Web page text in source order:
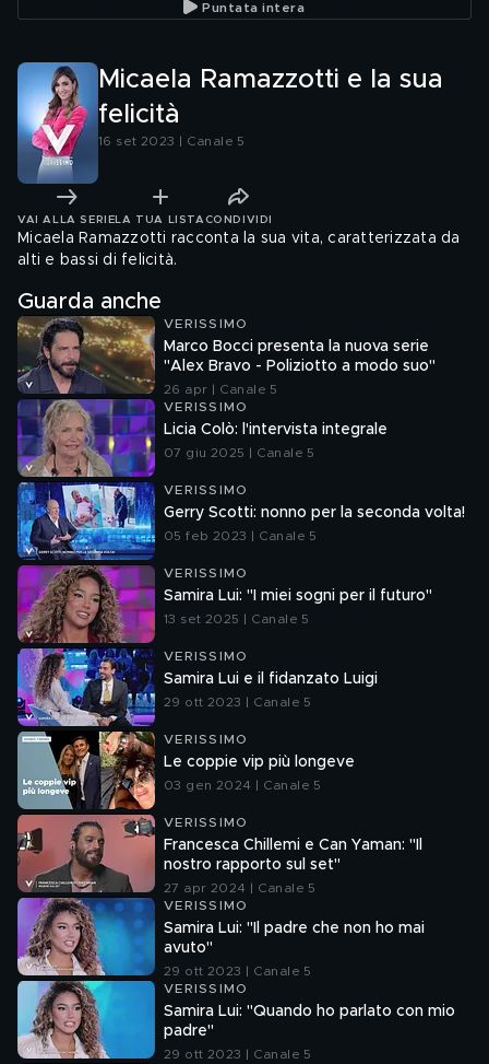
Puntata intera
Micaela Ramazzotti e la sua
felicità
16 set 2023 | Canale 5
VAI ALLA SERIE LA TUA LISTA CONDIVIDI
Micaela Ramazzotti racconta la sua vita, caratterizzata da
alti e bassi di felicità.
Guarda anche
VERISSIMO
Marco Bocci presenta la nuova serie
"Alex Bravo - Poliziotto a modo suo"
26 apr | Canale 5
VERISSIMO
Licia Colò: l'intervista integrale
07 giu 2025 | Canale 5
VERISSIMO
Gerry Scotti: nonno per la seconda volta!
05 feb 2023 | Canale 5
VERISSIMO
Samira Lui: "I miei sogni per il futuro"
13 set 2025 | Canale 5
VERISSIMO
Samira Lui e il fidanzato Luigi
29 ott 2023 | Canale 5
VERISSIMO
Le coppie vip più longeve
03 gen 2024 | Canale 5
VERISSIMO
Francesca Chillemi e Can Yaman: "Il
nostro rapporto sul set"
27 apr 2024 | Canale 5
VERISSIMO
Samira Lui: "Il padre che non ho mai
avuto"
29 ott 2023 | Canale 5
VERISSIMO
Samira Lui: "Quando ho parlato con mio
padre"
29 ott 2023 | Canale 5